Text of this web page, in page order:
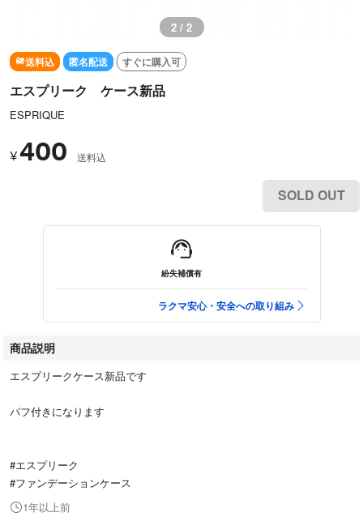
2 / 2
送料込 匿名配送 すぐに購入可
エスプリーク ケース新品
ESPRIQUE
¥400 送料込
SOLD OUT
紛失補償有
ラクマ安心・安全への取り組み
商品説明
エスプリークケース新品です
パフ付きになります
#エスプリーク
#ファンデーションケース
1年以上前